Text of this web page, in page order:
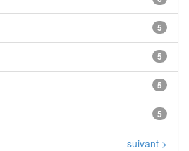
5
5
5
5
suivant >